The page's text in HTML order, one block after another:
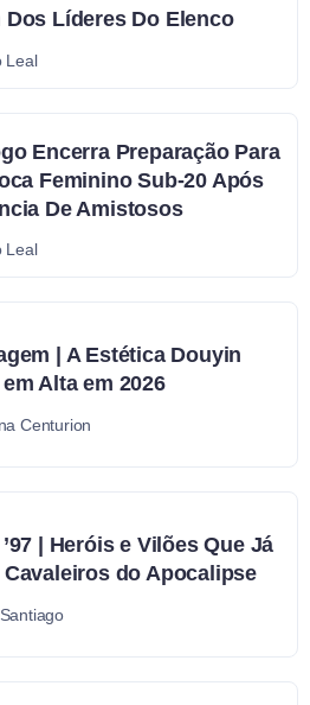
Dos Líderes Do Elenco
Leal
Encerra Preparação Para
Feminino Sub-20 Após
De Amistosos
Leal
| A Estética Douyin
Alta em 2026
Centurion
| Heróis e Vilões Que Já
Cavaleiros do Apocalipse